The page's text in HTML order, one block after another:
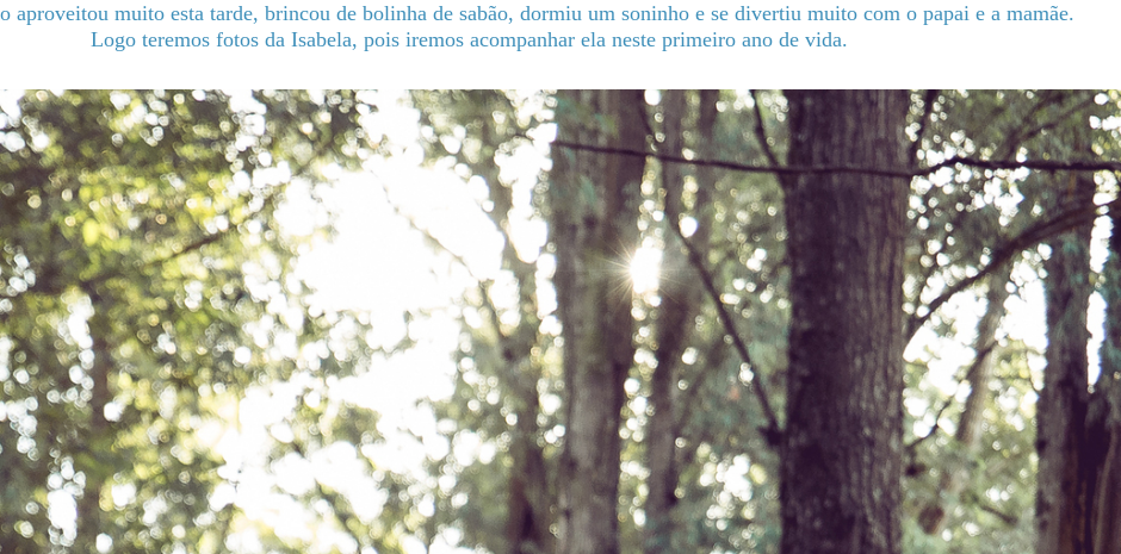
aproveitou muito esta tarde, brincou de bolinha de sabão, dormiu um soninho e se divertiu muito com o papai e a mamãe.
Logo teremos fotos da Isabela, pois iremos acompanhar ela neste primeiro ano de vida.